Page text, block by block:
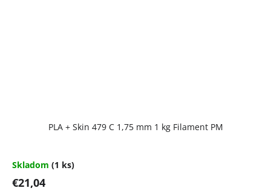
PLA + Skin 479 C 1,75 mm 1 kg Filament PM
Skladom (1 ks)
€21,04